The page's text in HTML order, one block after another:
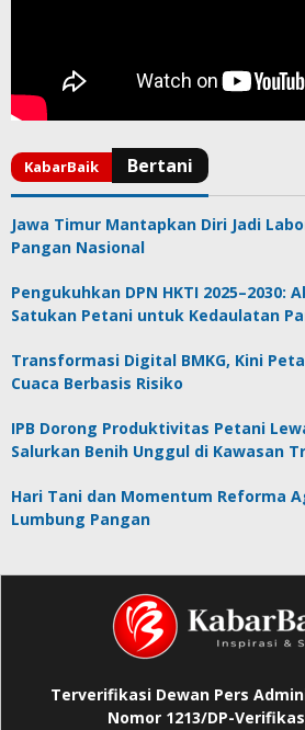
Jawa Timur Mantapkan Diri Jadi
Pangan Nasional
Pengukuhkan DPN HKTI 2025–2030:
Satukan Petani untuk Kedaulatan
Transformasi Digital BMKG, Kini
Cuaca Berbasis Risiko
IPB Dorong Produktivitas Petani
Salurkan Benih Unggul di Kawasan
Hari Tani dan Momentum Reforma
Lumbung Pangan
Terverifikasi Dewan Pers
Nomor 1213/DP-